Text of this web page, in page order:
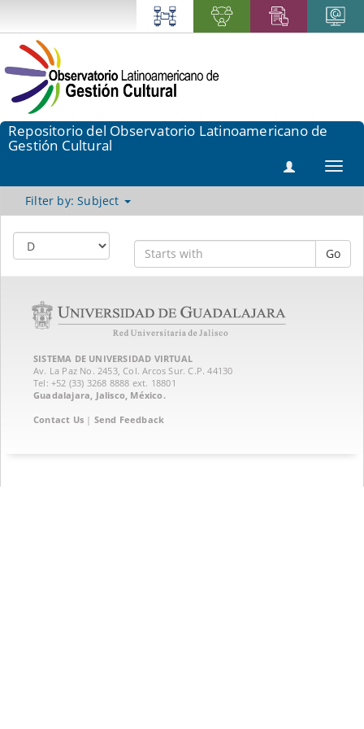
Repositorio del Observatorio Latinoamericano de
Gestión Cultural
Filter by: Subject
Go
SISTEMA DE UNIVERSIDAD VIRTUAL
Av. La Paz No. 2453, Col. Arcos Sur. C.P. 44130
Tel: +52 (33) 3268 8888‏ ext. 18801
Guadalajara, Jalisco, México.
Contact Us | Send Feedback